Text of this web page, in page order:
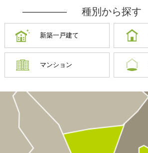
種別から探す
新築一戸建て
マンション